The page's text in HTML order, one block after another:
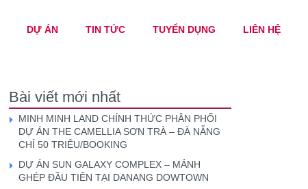
DỰ ÁN TIN TỨC TUYỂN DỤNG LIÊN HỆ
Bài viết mới nhất
MINH MINH LAND CHÍNH THỨC PHÂN PHỐI
DỰ ÁN THE CAMELLIA SƠN TRÀ – ĐÀ NẴNG
CHỈ 50 TRIỆU/BOOKING
DỰ ÁN SUN GALAXY COMPLEX – MẢNH
GHÉP ĐẦU TIÊN TẠI DANANG DOWTOWN